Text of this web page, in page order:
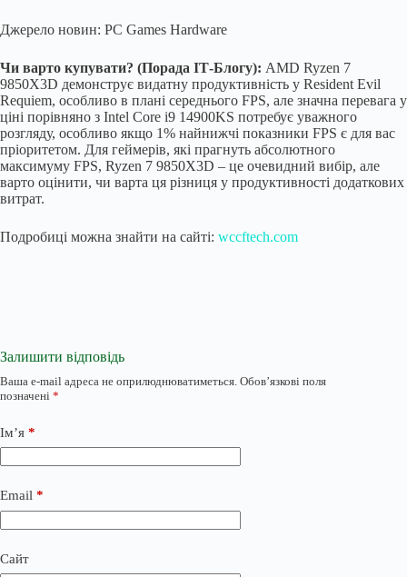
Джерело новин: PC Games Hardware
Чи варто купувати? (Порада ІТ-Блогу): AMD Ryzen 7
9850X3D демонструє видатну продуктивність у Resident Evil
Requiem, особливо в плані середнього FPS, але значна перевага у
ціні порівняно з Intel Core i9 14900KS потребує уважного
розгляду, особливо якщо 1% найнижчі показники FPS є для вас
пріоритетом. Для геймерів, які прагнуть абсолютного
максимуму FPS, Ryzen 7 9850X3D – це очевидний вибір, але
варто оцінити, чи варта ця різниця у продуктивності додаткових
витрат.
Подробиці можна знайти на сайті: wccftech.com
Залишити відповідь
Ваша e-mail адреса не оприлюднюватиметься. Обов’язкові поля
позначені *
Ім’я *
Email *
Сайт